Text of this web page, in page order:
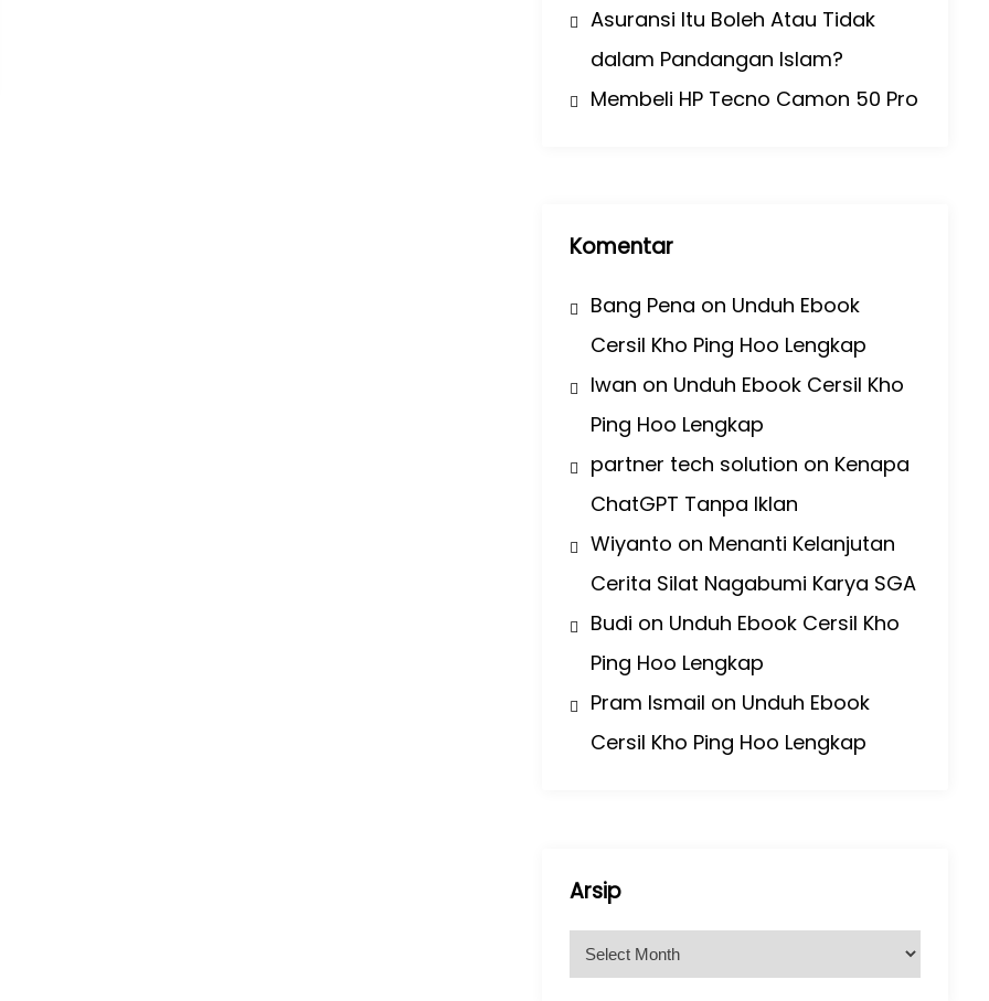
Asuransi Itu Boleh Atau Tidak
dalam Pandangan Islam?
Membeli HP Tecno Camon 50 Pro
Komentar
Bang Pena on Unduh Ebook
Cersil Kho Ping Hoo Lengkap
Iwan on Unduh Ebook Cersil Kho
Ping Hoo Lengkap
partner tech solution on Kenapa
ChatGPT Tanpa Iklan
Wiyanto on Menanti Kelanjutan
Cerita Silat Nagabumi Karya SGA
Budi on Unduh Ebook Cersil Kho
Ping Hoo Lengkap
Pram Ismail on Unduh Ebook
Cersil Kho Ping Hoo Lengkap
Arsip
r